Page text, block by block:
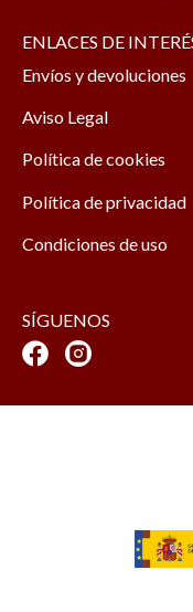
ENLACES DE
Envíos y devoluciones
Aviso Legal
Política de cookies
Política de privacidad
Condiciones de uso
SÍGUENOS